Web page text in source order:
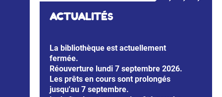
ACTUALITÉS
La bibliothèque est actuellement
fermée.
Réouverture lundi 7 septembre 2026.
Les prêts en cours sont prolongés
jusqu'au 7 septembre.